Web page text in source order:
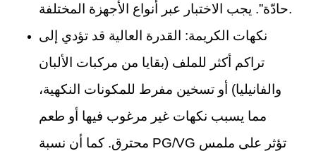
حادّة”. يجب الاختبار عبر أنواع الأجهزة المختلفة.
نكهات الكريمة: القدرة العالية قد تؤدي إلى
تراكم أكثر للملف (بقايا من مركبات الألبان
والفانيليا) أو تسخين مفرط للمكونات النكهية،
مما يسبب نكهات غير مرغوب فيها أو طعم
محترق. كما أن نسبة PG/VG تؤثر على ملمس